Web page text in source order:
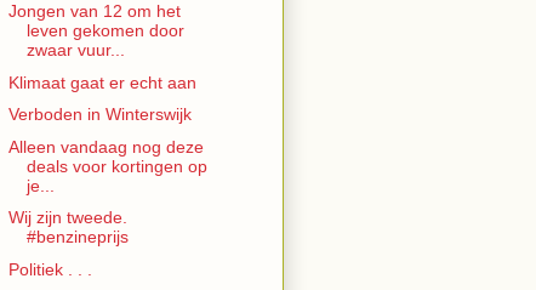
Jongen van 12 om het
leven gekomen door
zwaar vuur...
Klimaat gaat er echt aan
Verboden in Winterswijk
Alleen vandaag nog deze
deals voor kortingen op
je...
Wij zijn tweede.
#benzineprijs
Politiek . . .